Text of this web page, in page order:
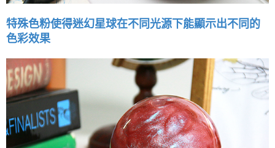
特殊色粉使得迷幻星球在不同光源下能顯示出不同的
色彩效果